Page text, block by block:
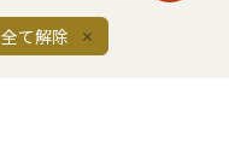
全て解除